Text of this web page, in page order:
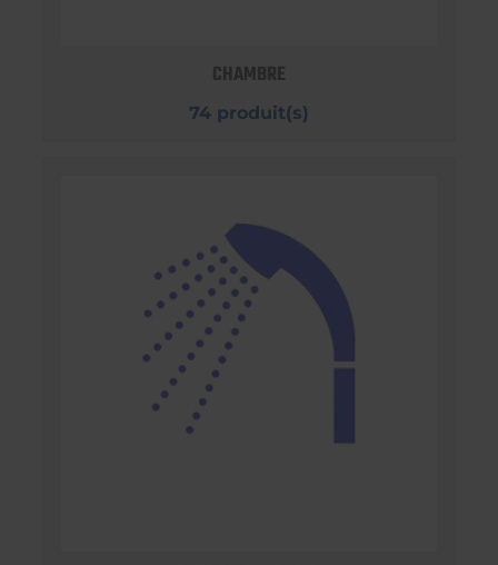
CHAMBRE
74 produit(s)